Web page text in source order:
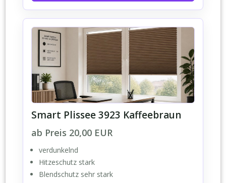
Smart Plissee 3923 Kaffeebraun
ab Preis 20,00 EUR
verdunkelnd
Hitzeschutz stark
Blendschutz sehr stark